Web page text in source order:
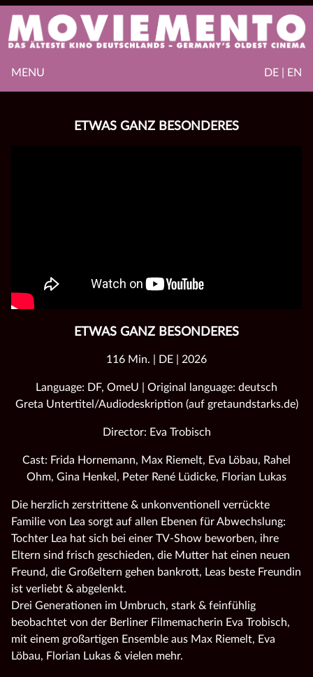
DE | EN
MENU
ETWAS GANZ BESONDERES
ETWAS GANZ BESONDERES
116 Min. | DE | 2026
Language: DF, OmeU | Original language: deutsch
Greta Untertitel/Audiodeskription (auf gretaundstarks.de)
Director: Eva Trobisch
Cast: Frida Hornemann, Max Riemelt, Eva Löbau, Rahel
Ohm, Gina Henkel, Peter René Lüdicke, Florian Lukas
Die herzlich zerstrittene & unkonventionell verrückte
Familie von Lea sorgt auf allen Ebenen für Abwechslung:
Tochter Lea hat sich bei einer TV-Show beworben, ihre
Eltern sind frisch geschieden, die Mutter hat einen neuen
Freund, die Großeltern gehen bankrott, Leas beste Freundin
ist verliebt & abgelenkt.
Drei Generationen im Umbruch, stark & feinfühlig
beobachtet von der Berliner Filmemacherin Eva Trobisch,
mit einem großartigen Ensemble aus Max Riemelt, Eva
Löbau, Florian Lukas & vielen mehr.